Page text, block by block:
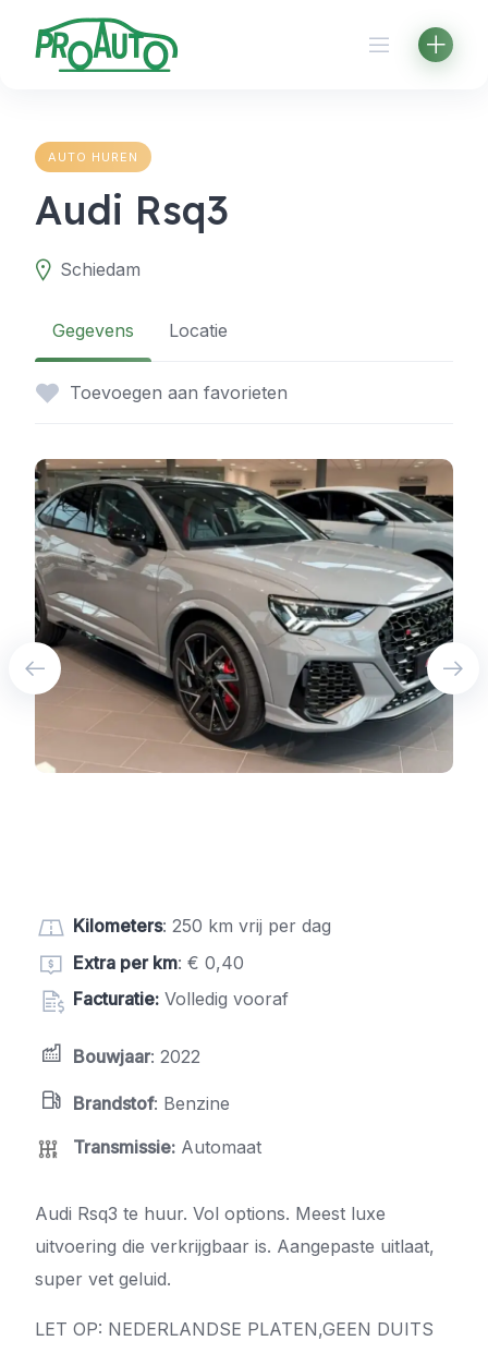
content
AUTO HUREN
Audi Rsq3
Schiedam
Gegevens Locatie
Toevoegen aan favorieten
Kilometers: 250 km vrij per dag
Extra per km: € 0,40
Facturatie: Volledig vooraf
Bouwjaar: 2022
Brandstof: Benzine
Transmissie: Automaat
Audi Rsq3 te huur. Vol options. Meest luxe
uitvoering die verkrijgbaar is. Aangepaste uitlaat,
super vet geluid.
LET OP: NEDERLANDSE PLATEN,GEEN DUITS